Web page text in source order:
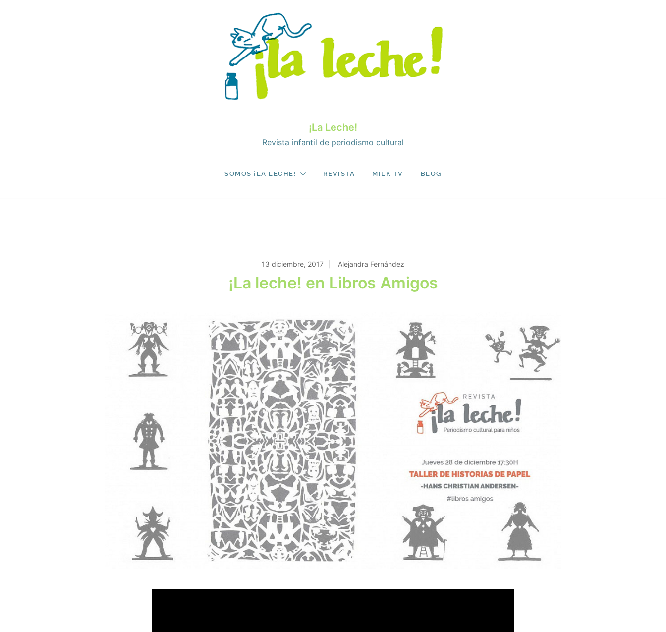
¡La Leche!
Revista infantil de periodismo cultural
SOMOS ¡LA LECHE! REVISTA MILK TV BLOG
13 diciembre, 2017 Alejandra Fernández
¡La leche! en Libros Amigos